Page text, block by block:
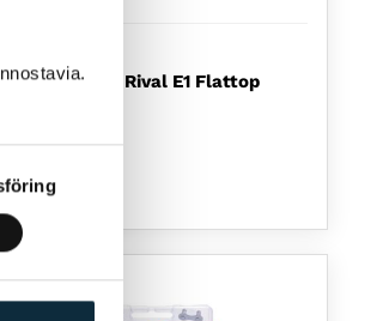
SRAM Chain Rival E1 Flattop
47,67€
Slutsåld